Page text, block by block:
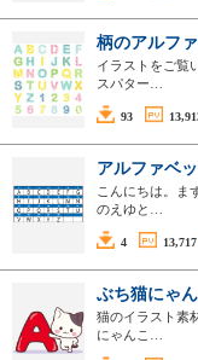
柄のアルフ
イラストをご覧
スパター…
93
アルファベ
こんにちは。ま
のえゆと…
4 13,717
ぶち猫にゃ
猫のイラスト素
にゃんこ…